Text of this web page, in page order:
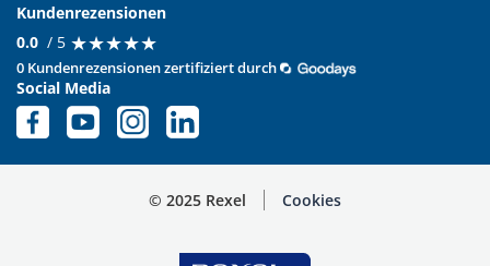
Kundenrezensionen
0.0 / 5 ★★★★★
★★★★★
0 Kundenrezensionen zertifiziert durch
Social Media
© 2025 Rexel Cookies